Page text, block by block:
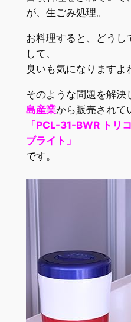
が、生ごみ処理。
お料理すると、どうし
して、
臭いも気になりますよ
そのような問題を解決
島産業から販売されて
「PCL-31-BWR トリ
ブライト」
です。